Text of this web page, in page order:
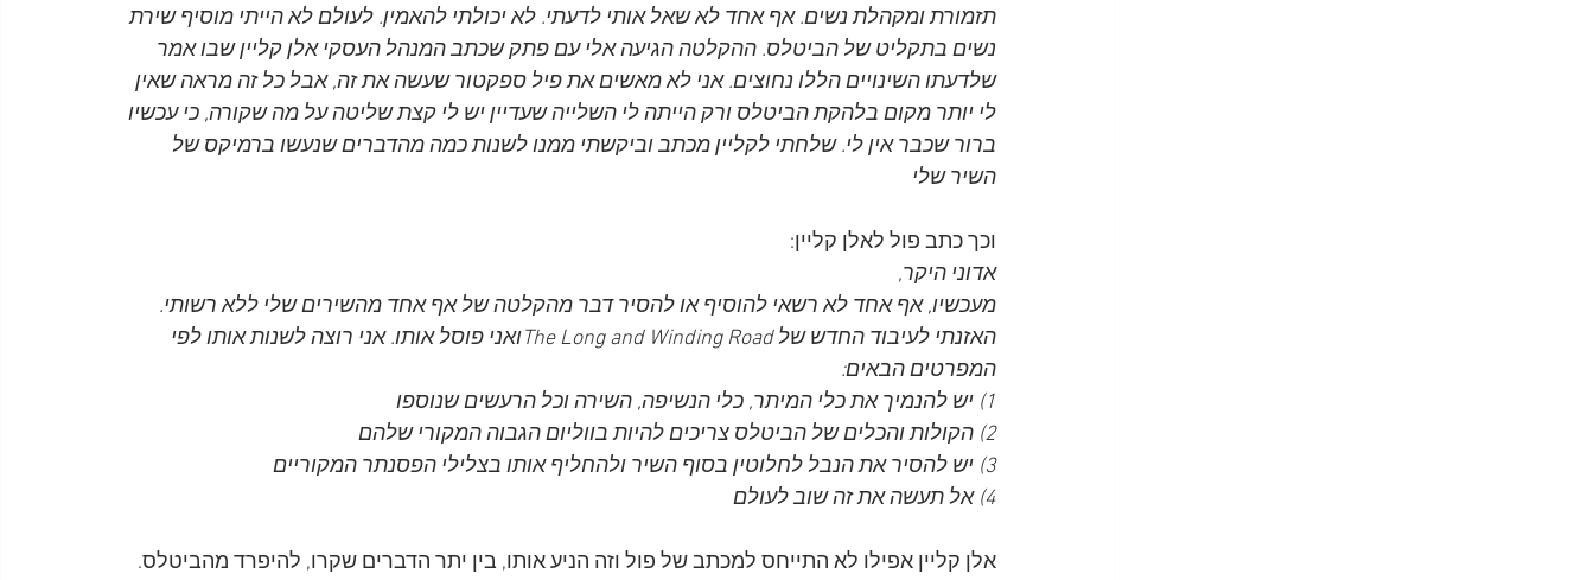
תזמורת ומקהלת נשים. אף אחד לא שאל אותי לדעתי. לא יכולתי להאמין. לעולם לא הייתי מוסיף שירת
נשים בתקליט של הביטלס. ההקלטה הגיעה אלי עם פתק שכתב המנהל העסקי אלן קליין שבו אמר
שלדעתו השינויים הללו נחוצים. אני לא מאשים את פיל ספקטור שעשה את זה, אבל כל זה מראה שאין
לי יותר מקום בלהקת הביטלס ורק הייתה לי השלייה שעדיין יש לי קצת שליטה על מה שקורה, כי עכשיו
ברור שכבר אין לי. שלחתי לקליין מכתב וביקשתי ממנו לשנות כמה מהדברים שנעשו ברמיקס של
השיר שלי
וכך כתב פול לאלן קליין:
אדוני היקר,
מעכשיו, אף אחד לא רשאי להוסיף או להסיר דבר מהקלטה של ​​אף אחד מהשירים שלי ללא רשותי.
האזנתי לעיבוד החדש של The Long and Winding Roadואני פוסל אותו. אני רוצה לשנות אותו לפי
המפרטים הבאים:
1) יש להנמיך את כלי המיתר, כלי הנשיפה, השירה וכל הרעשים שנוספו
2) הקולות והכלים של הביטלס צריכים להיות בווליום הגבוה המקורי שלהם
3) יש להסיר את הנבל לחלוטין בסוף השיר ולהחליף אותו בצלילי הפסנתר המקוריים
4) אל תעשה את זה שוב לעולם
אלן קליין אפילו לא התייחס למכתב של פול וזה הניע אותו, בין יתר הדברים שקרו, להיפרד מהביטלס.